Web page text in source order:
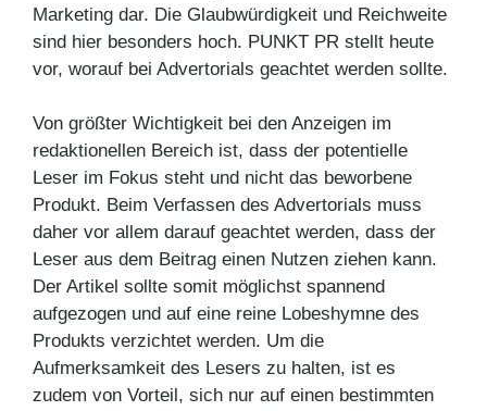
Marketing dar. Die Glaubwürdigkeit und Reichweite
sind hier besonders hoch. PUNKT PR stellt heute
vor, worauf bei Advertorials geachtet werden sollte.
Von größter Wichtigkeit bei den Anzeigen im
redaktionellen Bereich ist, dass der potentielle
Leser im Fokus steht und nicht das beworbene
Produkt. Beim Verfassen des Advertorials muss
daher vor allem darauf geachtet werden, dass der
Leser aus dem Beitrag einen Nutzen ziehen kann.
Der Artikel sollte somit möglichst spannend
aufgezogen und auf eine reine Lobeshymne des
Produkts verzichtet werden. Um die
Aufmerksamkeit des Lesers zu halten, ist es
zudem von Vorteil, sich nur auf einen bestimmten